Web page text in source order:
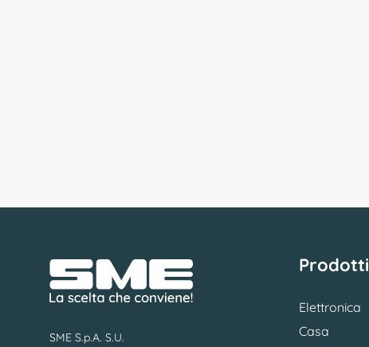
SME S.p.A. S.U.
Prodotti
Elettronica
Casa